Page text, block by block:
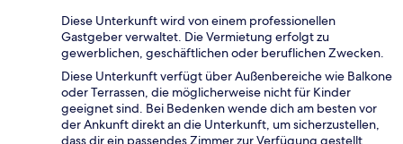
Diese Unterkunft wird von einem professionellen
Gastgeber verwaltet. Die Vermietung erfolgt zu
gewerblichen, geschäftlichen oder beruflichen Zwecken.
Diese Unterkunft verfügt über Außenbereiche wie Balkone
oder Terrassen, die möglicherweise nicht für Kinder
geeignet sind. Bei Bedenken wende dich am besten vor
der Ankunft direkt an die Unterkunft, um sicherzustellen,
dass dir ein passendes Zimmer zur Verfügung gestellt